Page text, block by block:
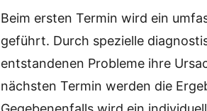
Beim ersten Termin wird ein
geführt. Durch spezielle
entstandenen Probleme ihre
nächsten Termin werden die